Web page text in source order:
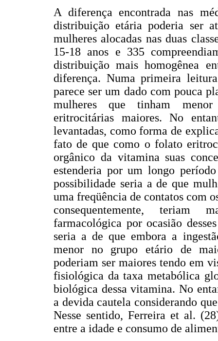
A diferença encontrada nas
distribuição etária poderia ser
mulheres alocadas nas duas
15-18 anos e 335
distribuição mais homogênea
diferença. Numa primeira
parece ser um dado com pouca
mulheres que tinham menor
eritrocitárias maiores. No
levantadas, como forma de
fato de que como o folato
orgânico da vitamina suas
estenderia por um longo
possibilidade seria a de que
uma freqüência de contatos com
consequentemente, teriam
farmacológica por ocasião
seria a de que embora a
menor no grupo etário de
poderiam ser maiores tendo em
fisiológica da taxa metabólica
biológica dessa vitamina. No
a devida cautela considerando
Nesse sentido, Ferreira et al.
entre a idade e consumo de